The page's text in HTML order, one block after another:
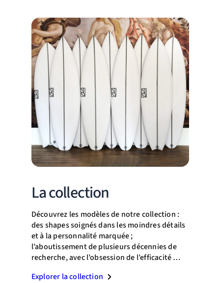
La collection
Découvrez les modèles de notre collection :
des shapes soignés dans les moindres détails
et à la personnalité marquée ;
l’aboutissement de plusieurs décennies de
recherche, avec l’obsession de l’efficacité …
Explorer la collection